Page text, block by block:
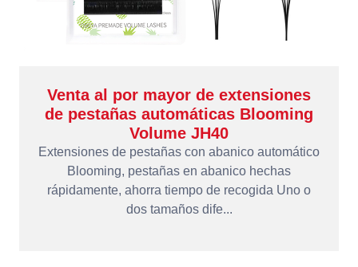
Venta al por mayor de extensiones
de pestañas automáticas Blooming
Volume JH40
Extensiones de pestañas con abanico automático
Blooming, pestañas en abanico hechas
rápidamente, ahorra tiempo de recogida Uno o
dos tamaños dife...